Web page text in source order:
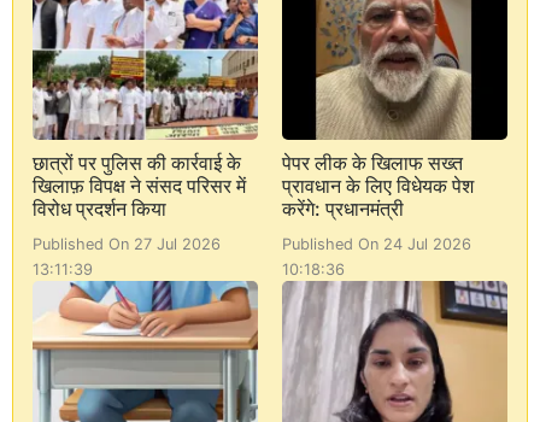
छात्रों पर पुलिस की कार्रवाई के
खिलाफ़ विपक्ष ने संसद परिसर में
विरोध प्रदर्शन किया
Published On 27 Jul 2026
13:11:39
पेपर लीक के खिलाफ सख्त
प्रावधान के लिए विधेयक पेश
करेंगे: प्रधानमंत्री
Published On 24 Jul 2026
10:18:36